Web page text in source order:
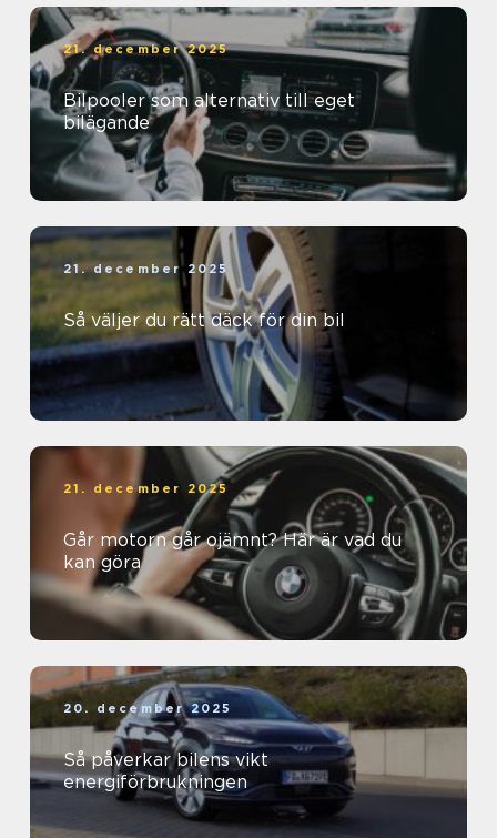
21. december 2025
Bilpooler som alternativ till eget
bilägande
21. december 2025
Så väljer du rätt däck för din bil
21. december 2025
Går motorn går ojämnt? Här är vad du
kan göra
20. december 2025
Så påverkar bilens vikt
energiförbrukningen